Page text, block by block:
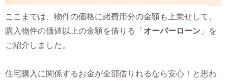
ここまでは、物件の価格に諸費用分の金額も上乗せして、
購入物件の価値以上の金額を借りる「 オーバーローン」を
ご紹介しました。
住宅購入に関係するお金が全部借りれるなら安心！と思わ